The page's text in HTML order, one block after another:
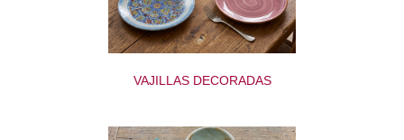
VAJILLAS DECORADAS